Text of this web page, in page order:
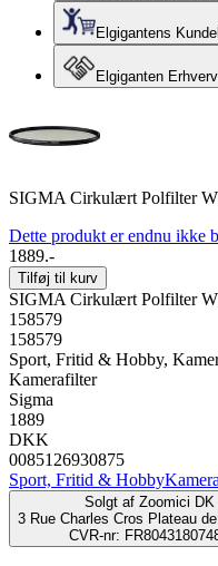
Elgigantens
Elgiganten Erhverv
SIGMA Cirkulært Polfilter
Dette produkt er endnu ikke
1889.-
Tilføj til kurv
SIGMA Cirkulært Polfilter
158579
158579
Sport, Fritid & Hobby,
Kamerafilter
Sigma
1889
DKK
0085126930875
Sport, Fritid & Hobby
Solgt af Zoomici DK
3 Rue Charles Cros Plateau
CVR-nr: